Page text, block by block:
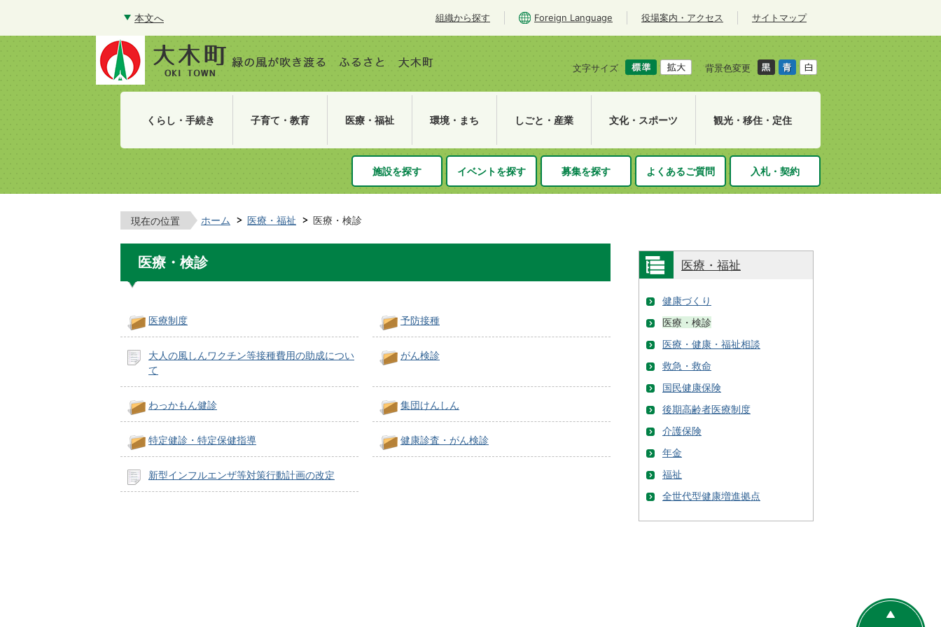
本文へ 組織から探す Foreign Language 役場案内・アクセス サイトマップ
文字サイズ 背景色変更
くらし・手続き 子育て・教育 医療・福祉 環境・まち しごと・産業 文化・スポーツ 観光・移住・定住
施設を探す イベントを探す 募集を探す よくあるご質問 入札・契約
現在の位置 ホーム 医療・福祉 医療・検診
医療・検診
医療制度 予防接種
大人の風しんワクチン等接種費用の助成につい
て
がん検診
わっかもん健診 集団けんしん
特定健診・特定保健指導 健康診査・がん検診
新型インフルエンザ等対策行動計画の改定
医療・福祉
健康づくり
医療・検診
医療・健康・福祉相談
救急・救命
国民健康保険
後期高齢者医療制度
介護保険
年金
福祉
全世代型健康増進拠点
ー